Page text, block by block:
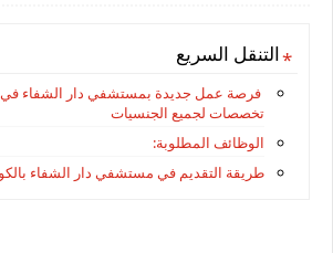
التنقل السريع
فرصة عمل جديدة بمستشفي دار الشفاء
تخصصات لجميع الجنسيات
الوظائف المطلوبة:
طريقة التقديم في مستشفي دار الشفاء